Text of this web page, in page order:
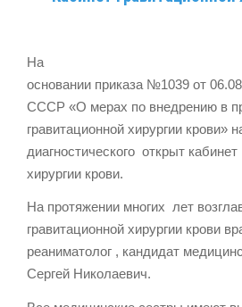
На
основании приказа №1039 от
СССР «О мерах по внедрению в
гравитационной хирургии крови»
диагностического открыт
хирургии крови.
На протяжении многих лет
гравитационной хирургии крови
реаниматолог , кандидат
Сергей Николаевич.